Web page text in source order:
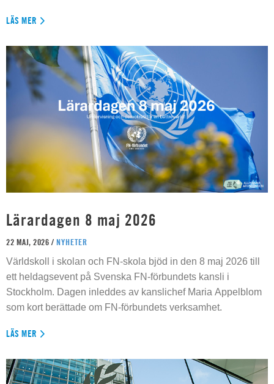
LÄS MER
Lärardagen 8 maj 2026
22 MAJ, 2026 / NYHETER
Världskoll i skolan och FN-skola bjöd in den 8 maj 2026 till
ett heldagsevent på Svenska FN-förbundets kansli i
Stockholm. Dagen inleddes av kanslichef Maria Appelblom
som kort berättade om FN-förbundets verksamhet.
LÄS MER